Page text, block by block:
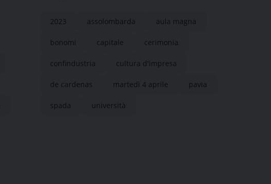
“Pavia Capitale della Cultura
d’Impresa”
2023 assolombarda aula magna
bonomi capitale cerimonia
confindustria cultura d'impresa
de cardenas martedì 4 aprile pavia
spada università